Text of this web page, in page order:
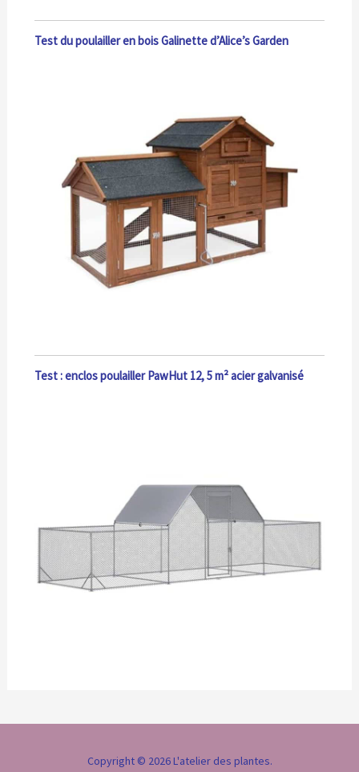
Test du poulailler en bois Galinette d’Alice’s Garden
Test : enclos poulailler PawHut 12, 5 m² acier galvanisé
Copyright © 2026 L'atelier des plantes.